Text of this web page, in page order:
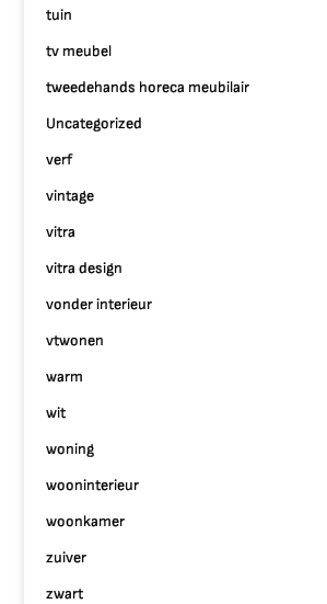
tuin
tv meubel
tweedehands horeca meubilair
Uncategorized
verf
vintage
vitra
vitra design
vonder interieur
vtwonen
warm
wit
woning
wooninterieur
woonkamer
zuiver
zwart